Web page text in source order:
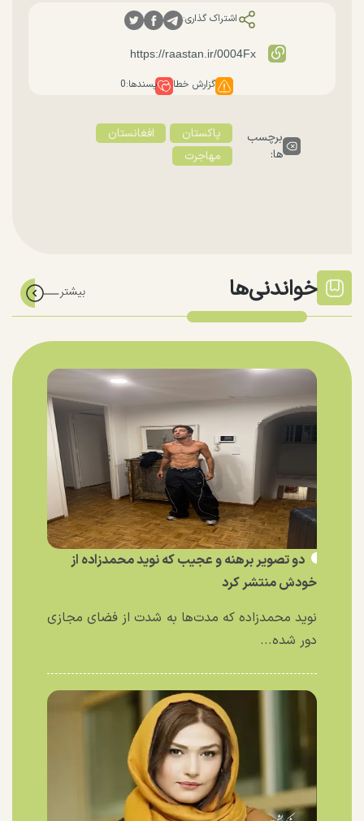
اشتراک گذاری:
گزارش خطا پسندها:0
برچسب
ها:
پاکستان
افغانستان
مهاجرت
خواندنی‌ها
دو تصویر برهنه و عجیب که نوید محمدزاده از
خودش منتشر کرد
نوید محمدزاده که مدت‌ها به شدت از فضای مجازی
دور شده...